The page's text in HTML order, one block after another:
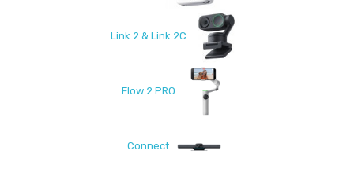
Link 2 & Link 2C
Flow 2 PRO
Connect